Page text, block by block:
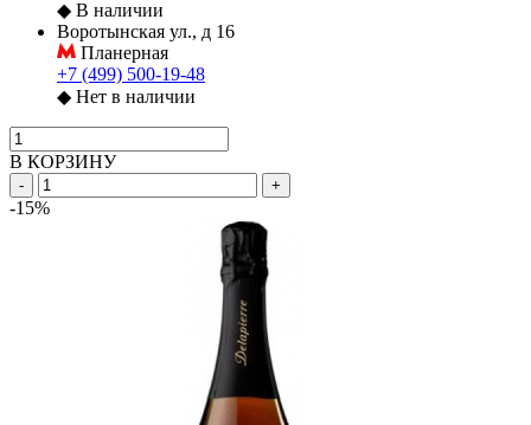
◆ В наличии
Воротынская ул., д 16
Планерная
+7 (499) 500-19-48
◆ Нет в наличии
В КОРЗИНУ
- +
-15%